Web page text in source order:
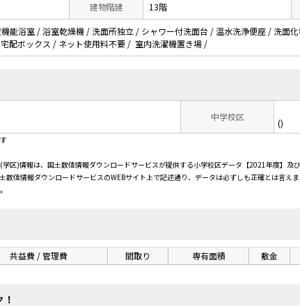
建物階建 13階
能浴室 / 浴室乾燥機 / 洗面所独立 / シャワー付洗面台 / 温水洗浄便座 / 洗面
配ボックス / ネット使用料不要 / 室内洗濯機置き場 /
中学校区
()
区)情報は、国土数値情報ダウンロードサービスが提供する小学校区データ【2021年度】
数値情報ダウンロードサービスのWEBサイト上で記述通り、データは必ずしも正確とは言
共益費 / 管理費 間取り 専有面積 敷金